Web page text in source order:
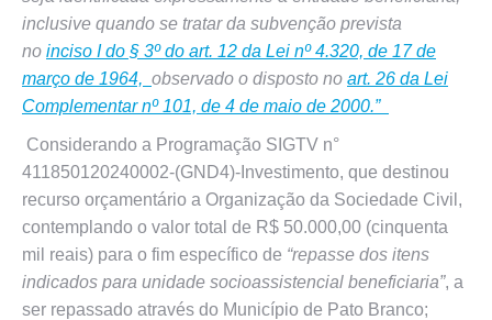
inclusive quando se tratar da subvenção prevista
no inciso I do § 3º do art. 12 da Lei nº 4.320, de 17 de
março de 1964, observado o disposto no art. 26 da Lei
Complementar nº 101, de 4 de maio de 2000.”
Considerando a Programação SIGTV n°
411850120240002-(GND4)-Investimento, que destinou
recurso orçamentário a Organização da Sociedade Civil,
contemplando o valor total de R$ 50.000,00 (cinquenta
mil reais) para o fim específico de “repasse dos itens
indicados para unidade socioassistencial beneficiaria”, a
ser repassado através do Município de Pato Branco;